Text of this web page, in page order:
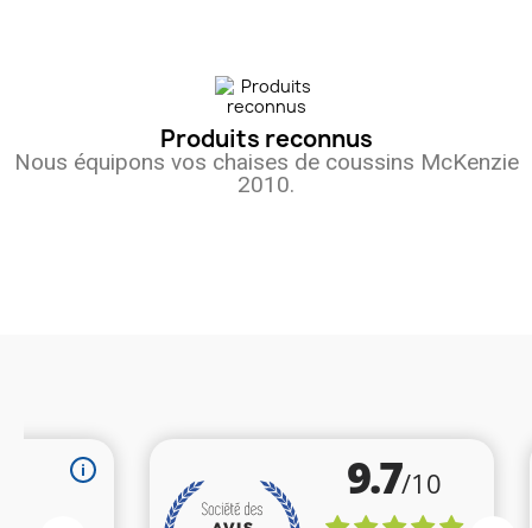
Produits reconnus
Nous équipons vos chaises de coussins McKenzie
2010.